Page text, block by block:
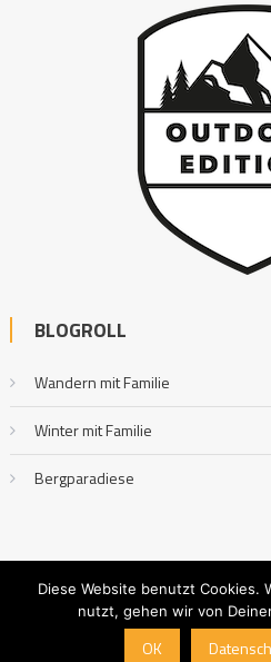
BLOGROLL
Wandern mit Familie
Winter mit Familie
Bergparadiese
Outdoor mit Familie|
Diese Website benutzt Cookies.
nutzt, gehen wir von
OK